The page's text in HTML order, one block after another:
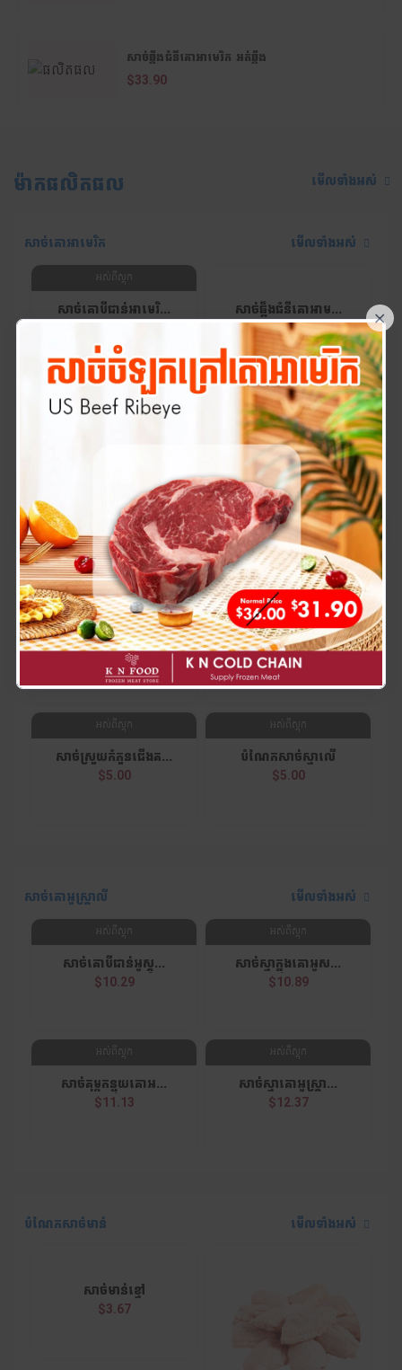
×
សាច់ឆ្អឹងជំនីគោអាមេរិក អត់ឆ្អឹង
$33.90
ម៉ាកផលិតផល មើលទាំងអស់
សាច់គោអាមេរិក មើលទាំងអស់
អស់ពីស្តុក
សាច់គោបីជាន់អាមេរិ... សាច់ឆ្អឹងជំនីគោអាម...
$17.50
អស់ពីស្តុក
សាច់ឆ្អឹងជំនីគោអាម...
$33.90
សាច់គោឥណ្ឌា មើលទាំងអស់
អស់ពីស្តុក
សាច់ត្រកៀកក្រោម
$4.80
អស់ពីស្តុក
សាច់បាំងពោះគោឥណ្ឌា
$4.80
អស់ពីស្តុក
សាច់ស្រួយកំភួនជើងគ...
$5.00
អស់ពីស្តុក
បំណែកសាច់ស្មាលើ
$5.00
សាច់គោអូស្ត្រាលី មើលទាំងអស់
អស់ពីស្តុក
សាច់គោបីជាន់អូស្ត្...
$10.29
អស់ពីស្តុក
សាច់ស្មាក្នុងគោអូស...
$10.89
អស់ពីស្តុក
សាច់គុម្ពកន្ទុយគោអ...
$11.13
អស់ពីស្តុក
សាច់ស្មាគោអូស្ត្រា...
$12.37
បំណែកសាច់មាន់ មើលទាំងអស់
សាច់មាន់ខ្មៅ
$3.67